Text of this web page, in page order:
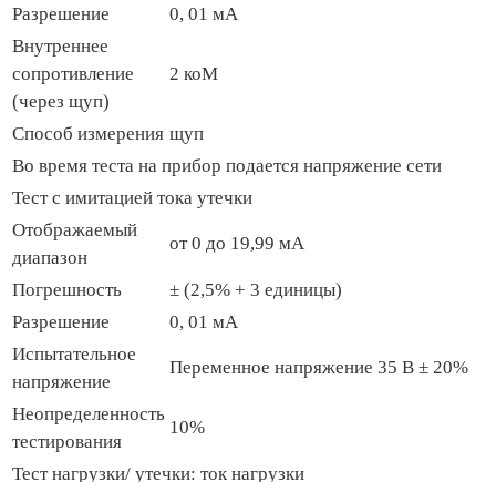
Разрешение
0, 01 мА
Внутреннее
сопротивление
(через щуп)
2 коМ
Способ измерения щуп
Во время теста на прибор подается напряжение сети
Тест с имитацией тока утечки
Отображаемый
диапазон
от 0 до 19,99 мА
Погрешность
± (2,5% + 3 единицы)
Разрешение
0, 01 мА
Испытательное
напряжение
Переменное напряжение 35 В ± 20%
Неопределенность
тестирования
10%
Тест нагрузки/ утечки: ток нагрузки